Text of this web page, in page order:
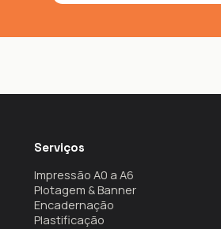
Serviços
Impressão A0 a A6
Plotagem & Banner
Encadernação
Plastificação